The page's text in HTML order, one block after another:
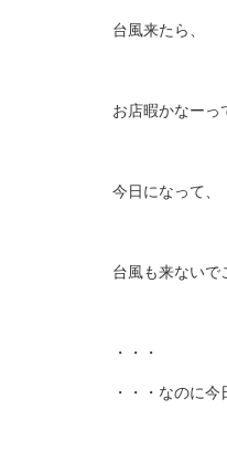
台風来たら、
お店暇かなーっ
今日になって、
台風も来ないで
・・・
・・・なのに今